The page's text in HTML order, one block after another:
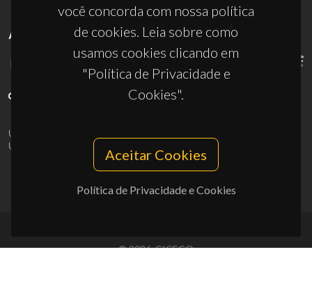
você concorda com nossa política
de cookies. Leia sobre como
usamos cookies clicando em
"Política de Privacidade e
Cookies".
Aceitar Cookies
Política de Privacidade e Cookies
APOIOS
UID/PRR/50011/2025
UID/PRR2/50011/2025
10.54499/UID/PRR2/50011/2025
© 2026, CICECO